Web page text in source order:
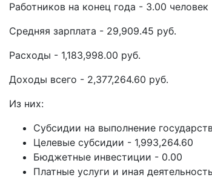
Работников на конец года - 3.00 человек
Средняя зарплата - 29,909.45 руб.
Расходы - 1,183,998.00 руб.
Доходы всего - 2,377,264.60 руб.
Из них:
Субсидии на выполнение
Целевые субсидии - 1,993,264.60
Бюджетные инвестиции - 0.00
Платные услуги и иная